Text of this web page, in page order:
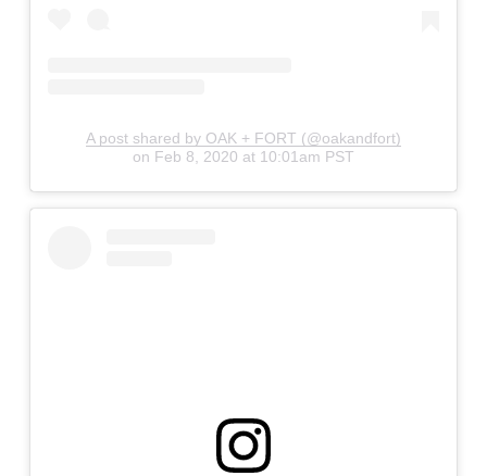
A post shared by OAK + FORT (@oakandfort)
on Feb 8, 2020 at 10:01am PST